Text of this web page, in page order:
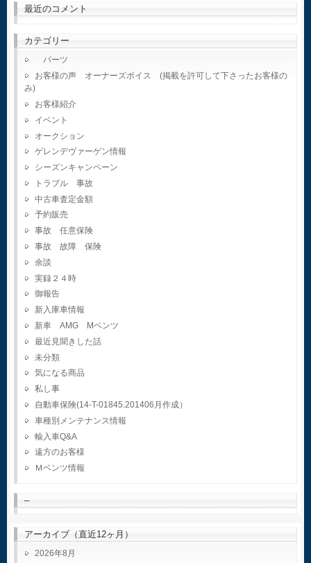
最近のコメント
カテゴリー
パーツ
お客様の声 オーナーズボイス (掲載を許可して下さったお客様の
み)
お客様紹介
イベント
オークション
ゲレンデヴァーゲン情報
シーズンキャンペーン
トラブル 事故
中古車査定金額
予約販売
事故 任意保険
事故 故障 保険
余談
実録２４時
御報告
新入庫車情報
新車 AMG Mベンツ
最近見聞きした話
未分類
気になる商品
私し事
自動車保険(14-T-01845.201406月作成）
車種別メンテナンス情報
輸入車Q&A
遠方のお客様
Ｍベンツ情報
–
アーカイブ（直近12ヶ月）
2026年8月